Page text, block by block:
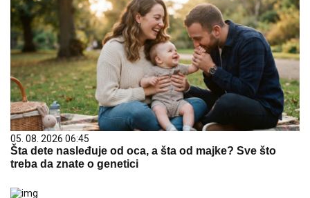
05. 08. 2026 06:45
Šta dete nasleđuje od oca, a šta od majke? Sve što
treba da znate o genetici